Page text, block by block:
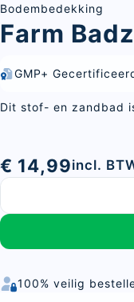
Bodembedekking
Farm
GMP+
Dit stof- en zandbad
€ 14,99incl.
100% veilig